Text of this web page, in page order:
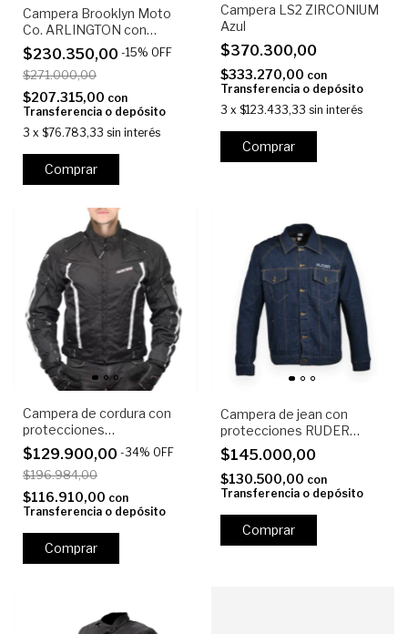
Campera Brooklyn Moto
Co. ARLINGTON con
protecciones
$230.350,00 -15% OFF
$271.000,00
$207.315,00 con
Transferencia o depósito
3 x $76.783,33 sin interés
Comprar
Campera LS2 ZIRCONIUM
Azul
$370.300,00
$333.270,00 con
Transferencia o depósito
3 x $123.433,33 sin interés
Comprar
Campera de cordura con
protecciones
FOURSTROKE ECO Jacket
$129.900,00 -34% OFF
$196.984,00
$116.910,00 con
Transferencia o depósito
Comprar
Campera de jean con
protecciones RUDER
CALIX
$145.000,00
$130.500,00 con
Transferencia o depósito
Comprar